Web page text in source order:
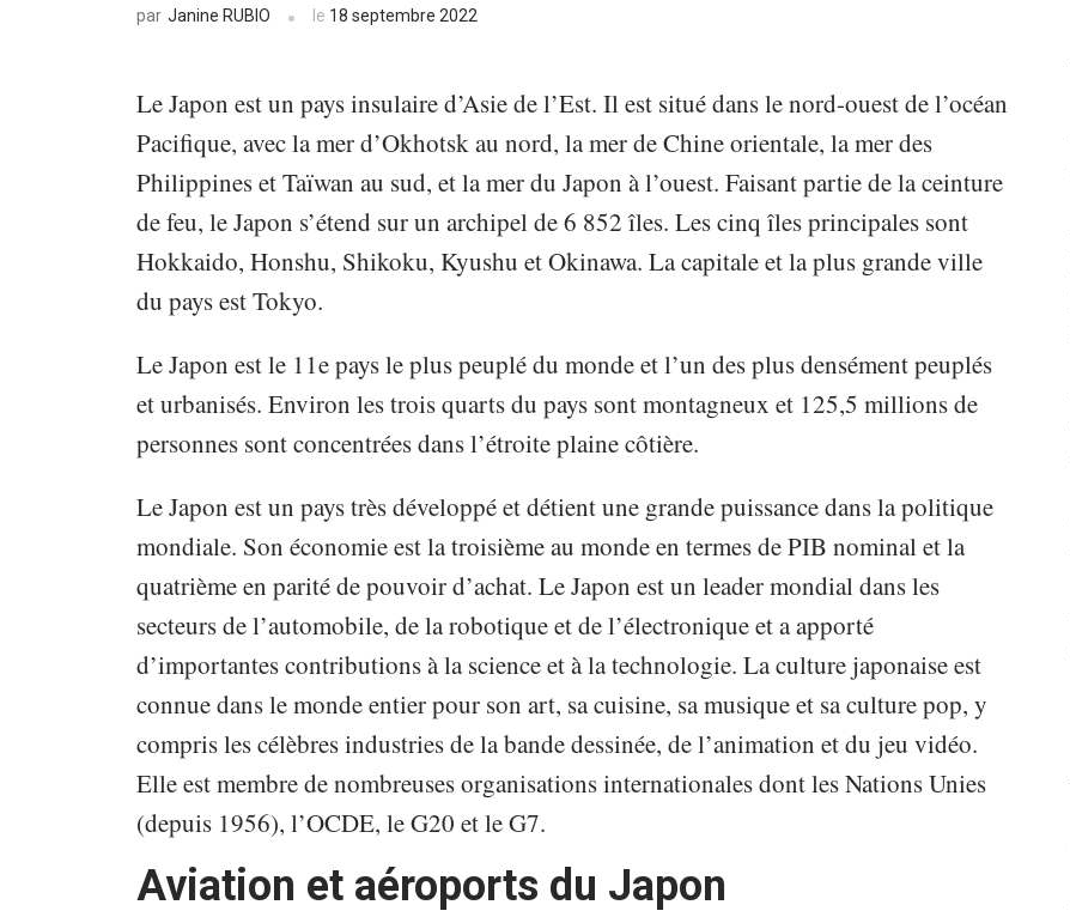
par Janine RUBIO le 18 septembre 2022
Le Japon est un pays insulaire d’Asie de l’Est. Il est situé dans le nord-ouest de l’océan
Pacifique, avec la mer d’Okhotsk au nord, la mer de Chine orientale, la mer des
Philippines et Taïwan au sud, et la mer du Japon à l’ouest. Faisant partie de la ceinture
de feu, le Japon s’étend sur un archipel de 6 852 îles. Les cinq îles principales sont
Hokkaido, Honshu, Shikoku, Kyushu et Okinawa. La capitale et la plus grande ville
du pays est Tokyo.
Le Japon est le 11e pays le plus peuplé du monde et l’un des plus densément peuplés
et urbanisés. Environ les trois quarts du pays sont montagneux et 125,5 millions de
personnes sont concentrées dans l’étroite plaine côtière.
Le Japon est un pays très développé et détient une grande puissance dans la politique
mondiale. Son économie est la troisième au monde en termes de PIB nominal et la
quatrième en parité de pouvoir d’achat. Le Japon est un leader mondial dans les
secteurs de l’automobile, de la robotique et de l’électronique et a apporté
d’importantes contributions à la science et à la technologie. La culture japonaise est
connue dans le monde entier pour son art, sa cuisine, sa musique et sa culture pop, y
compris les célèbres industries de la bande dessinée, de l’animation et du jeu vidéo.
Elle est membre de nombreuses organisations internationales dont les Nations Unies
(depuis 1956), l’OCDE, le G20 et le G7.
Aviation et aéroports du Japon